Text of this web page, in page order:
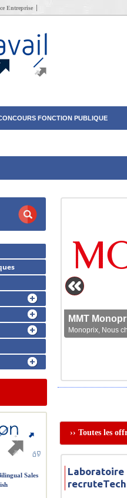
Entreprise
FONCTION PUBLIQUE
MMT
Monoprix, Nous
›› Toutes les
Laboratoire
Sales